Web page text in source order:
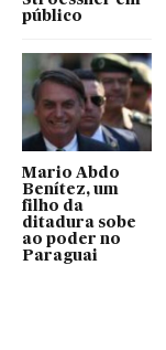
público
Mario Abdo
Benítez, um
filho da
ditadura sobe
ao poder no
Paraguai